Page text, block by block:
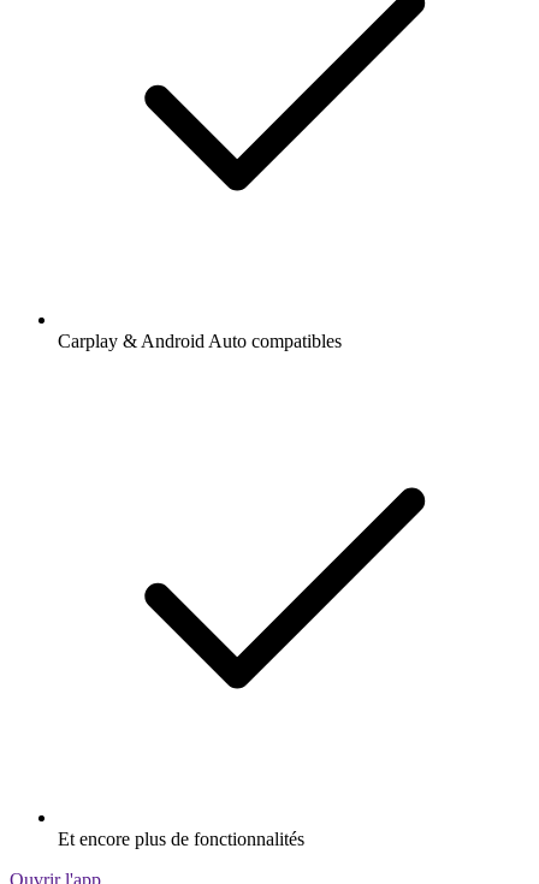
Carplay & Android Auto compatibles
Et encore plus de fonctionnalités